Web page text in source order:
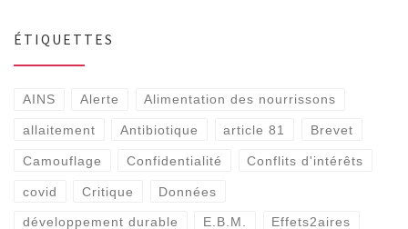
ÉTIQUETTES
AINS Alerte Alimentation des nourrissons
allaitement Antibiotique article 81 Brevet
Camouflage Confidentialité Conflits d'intérêts
covid Critique Données
développement durable E.B.M. Effets2aires